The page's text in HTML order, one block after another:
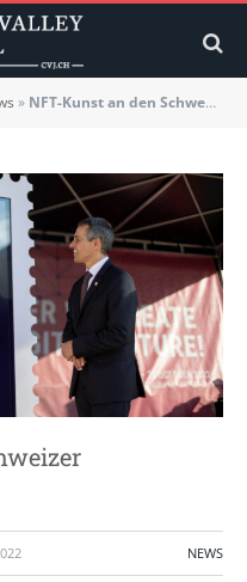
» NFT-Kunst an den Schweizer Digitaltagen
NEWS